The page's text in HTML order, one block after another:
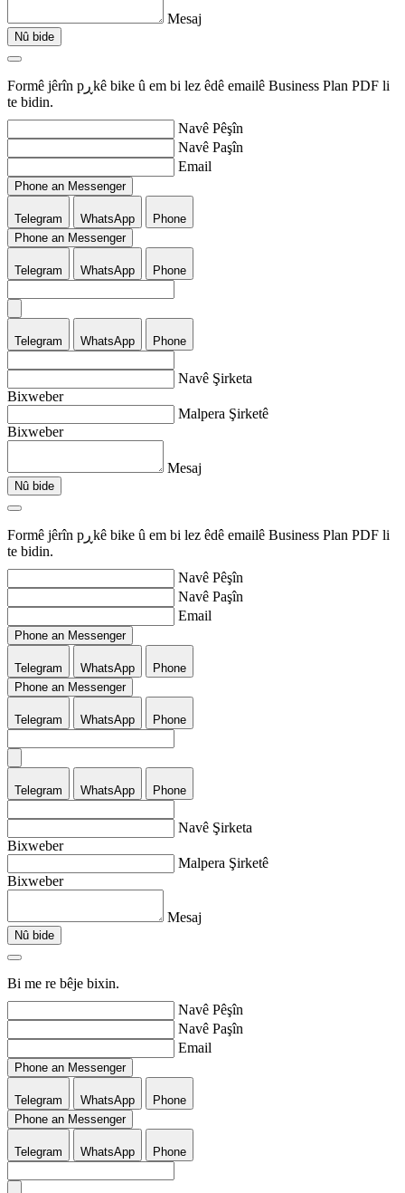
Mesaj
Nû bide
Formê jêrîn pڕkê bike û em bi lez êdê emailê Business Plan PDF li
te bidin.
Navê Pêşîn
Navê Paşîn
Email
Phone an Messenger
Telegram WhatsApp
Phone
Phone an Messenger
Telegram WhatsApp Phone
Telegram WhatsApp Phone
Navê Şirketa
Bixweber
Malpera Şirketê
Bixweber
Mesaj
Nû bide
Formê jêrîn pڕkê bike û em bi lez êdê emailê Business Plan PDF li
te bidin.
Navê Pêşîn
Navê Paşîn
Email
Phone an Messenger
Telegram WhatsApp
Phone
Phone an Messenger
Telegram WhatsApp Phone
Telegram WhatsApp Phone
Navê Şirketa
Bixweber
Malpera Şirketê
Bixweber
Mesaj
Nû bide
Bi me re bêje bixin.
Navê Pêşîn
Navê Paşîn
Email
Phone an Messenger
Telegram WhatsApp
Phone
Phone an Messenger
Telegram WhatsApp Phone